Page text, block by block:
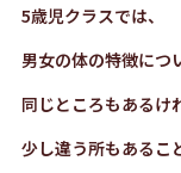
5歳児クラスでは、
男女の体の特徴につ
同じところもあるけ
少し違う所もあるこ